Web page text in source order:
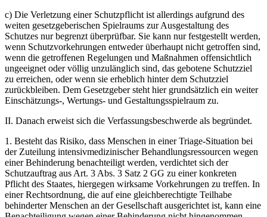
c) Die Verletzung einer Schutzpflicht ist allerdings aufgrund des
weiten gesetzgeberischen Spielraums zur Ausgestaltung des
Schutzes nur begrenzt überprüfbar. Sie kann nur festgestellt werden,
wenn Schutzvorkehrungen entweder überhaupt nicht getroffen sind,
wenn die getroffenen Regelungen und Maßnahmen offensichtlich
ungeeignet oder völlig unzulänglich sind, das gebotene Schutzziel
zu erreichen, oder wenn sie erheblich hinter dem Schutzziel
zurückbleiben. Dem Gesetzgeber steht hier grundsätzlich ein weiter
Einschätzungs-, Wertungs- und Gestaltungsspielraum zu.
II. Danach erweist sich die Verfassungsbeschwerde als begründet.
1. Besteht das Risiko, dass Menschen in einer Triage-Situation bei
der Zuteilung intensivmedizinischer Behandlungsressourcen wegen
einer Behinderung benachteiligt werden, verdichtet sich der
Schutzauftrag aus Art. 3 Abs. 3 Satz 2 GG zu einer konkreten
Pflicht des Staates, hiergegen wirksame Vorkehrungen zu treffen. In
einer Rechtsordnung, die auf eine gleichberechtigte Teilhabe
behinderter Menschen an der Gesellschaft ausgerichtet ist, kann eine